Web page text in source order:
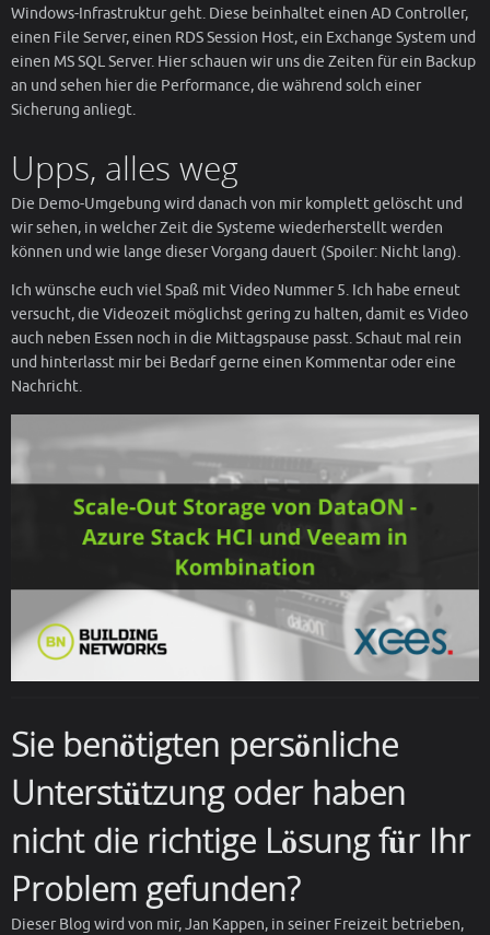
Windows-Infrastruktur geht. Diese beinhaltet einen AD Controller,
einen File Server, einen RDS Session Host, ein Exchange System und
einen MS SQL Server. Hier schauen wir uns die Zeiten für ein Backup
an und sehen hier die Performance, die während solch einer
Sicherung anliegt.
Upps, alles weg
Die Demo-Umgebung wird danach von mir komplett gelöscht und
wir sehen, in welcher Zeit die Systeme wiederherstellt werden
können und wie lange dieser Vorgang dauert (Spoiler: Nicht lang).
Ich wünsche euch viel Spaß mit Video Nummer 5. Ich habe erneut
versucht, die Videozeit möglichst gering zu halten, damit es Video
auch neben Essen noch in die Mittagspause passt. Schaut mal rein
und hinterlasst mir bei Bedarf gerne einen Kommentar oder eine
Nachricht.
Sie benötigten persönliche
Unterstützung oder haben
nicht die richtige Lösung für Ihr
Problem gefunden?
Dieser Blog wird von mir, Jan Kappen, in seiner Freizeit betrieben,